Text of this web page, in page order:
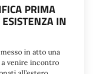
PRIMA
IN
in atto una
venire incontro